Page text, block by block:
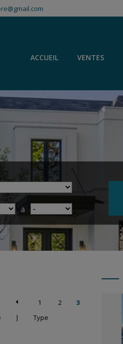
ACCUEIL VENTES
à
1 2
3
| Type